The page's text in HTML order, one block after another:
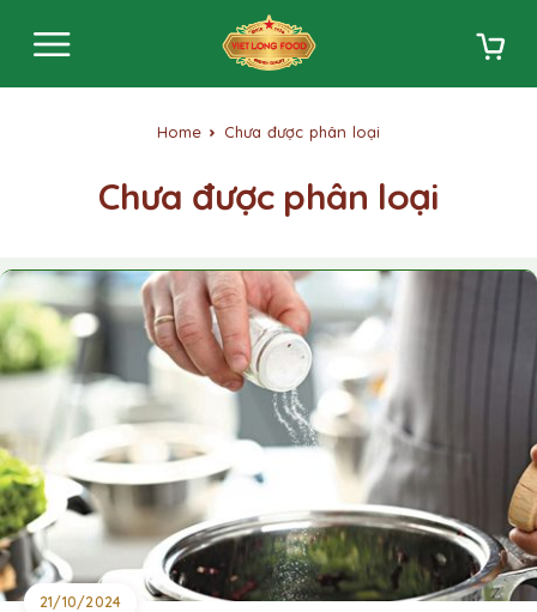
Home Chưa được phân loại
Chưa được phân loại
21/10/2024